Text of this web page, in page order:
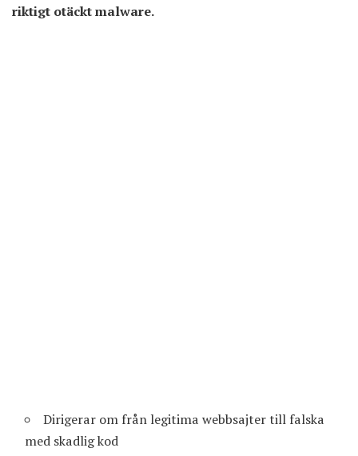
riktigt otäckt malware.
Dirigerar om från legitima webbsajter till falska
med skadlig kod